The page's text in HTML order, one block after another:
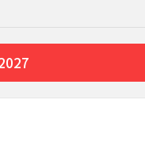
12分鐘前